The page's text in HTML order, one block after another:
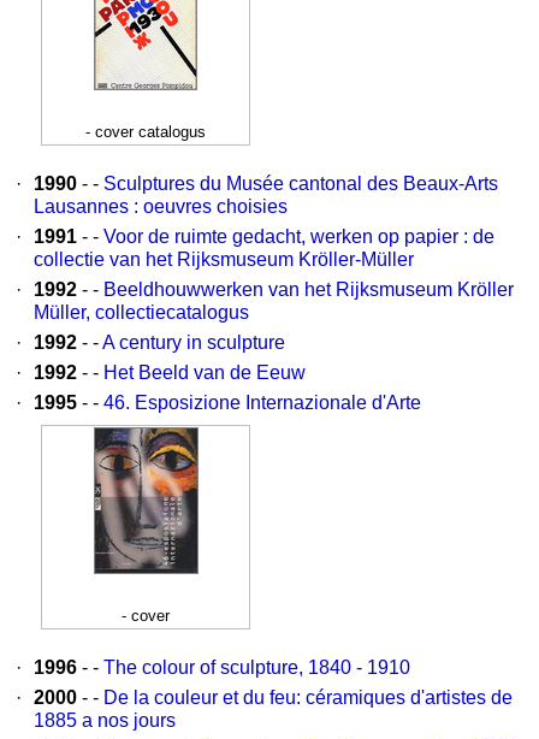
- cover catalogus
· 1990 - - Sculptures du Musée cantonal des Beaux-Arts
Lausannes : oeuvres choisies
·
1991 - - Voor de ruimte gedacht, werken op papier : de
collectie van het Rijksmuseum Kröller-Müller
·
1992 - - Beeldhouwwerken van het Rijksmuseum Kröller
Müller, collectiecatalogus
·
1992 - -A century in sculpture
·
1992 - - Het Beeld van de Eeuw
·
1995 - - 46. Esposizione Internazionale d'Arte
- cover
· 1996 - - The colour of sculpture, 1840 - 1910
·
2000 - - De la couleur et du feu: céramiques d'artistes de
1885 a nos jours